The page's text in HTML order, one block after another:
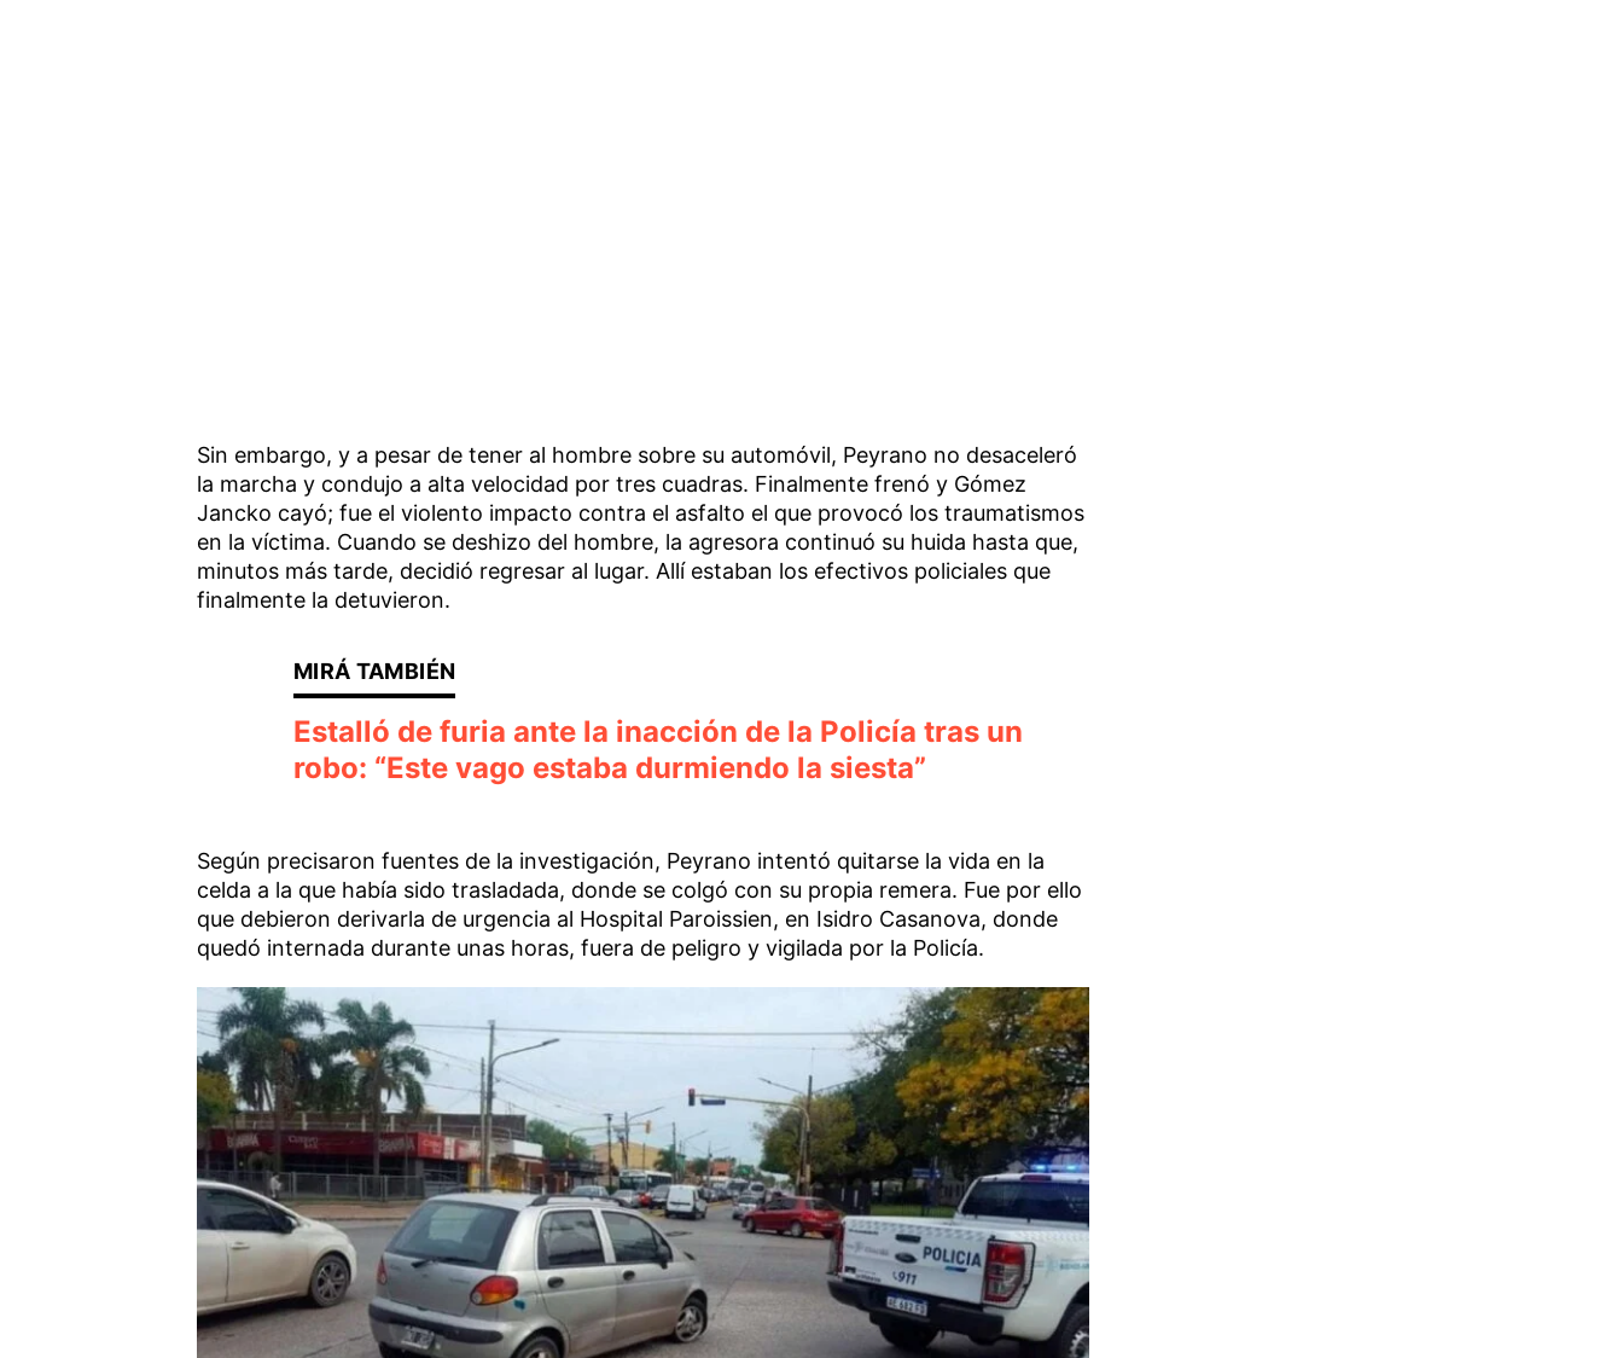
Sin embargo, y a pesar de tener al hombre sobre su automóvil, Peyrano no desaceleró
la marcha y condujo a alta velocidad por tres cuadras. Finalmente frenó y Gómez
Jancko cayó; fue el violento impacto contra el asfalto el que provocó los traumatismos
en la víctima. Cuando se deshizo del hombre, la agresora continuó su huida hasta que,
minutos más tarde, decidió regresar al lugar. Allí estaban los efectivos policiales que
finalmente la detuvieron.
Estalló de furia ante la inacción de la Policía tras un
robo: “Este vago estaba durmiendo la siesta”
Según precisaron fuentes de la investigación, Peyrano intentó quitarse la vida en la
celda a la que había sido trasladada, donde se colgó con su propia remera. Fue por ello
que debieron derivarla de urgencia al Hospital Paroissien, en Isidro Casanova, donde
quedó internada durante unas horas, fuera de peligro y vigilada por la Policía.